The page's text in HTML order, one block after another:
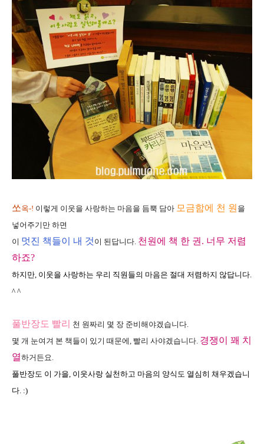
쏘옥-! 이렇게 이웃을 사랑하는 마음을 듬뿍 담아 모금함에 천 원 을
넣어주기만 하면
이 멋진 책들이 내 것 이 된답니다. 천원에 책 한 권. 너무 저렴
하죠?
하지만, 이웃을 사랑하는 우리 직원 들의 마음은 절대 저렴하지 않답니다.
^ ^
풀반장도 빨리 천 원짜리 몇 장 준비해야겠습니다.
몇 개 눈여겨 본 책들이 있기 때문에, 빨리 사야겠습니다. 경쟁이 꽤 치
열하거든요.
풀반장도 이 가을, 이웃사랑 실천하고 마음의 양식도 열심히 채우겠습니
다. :)